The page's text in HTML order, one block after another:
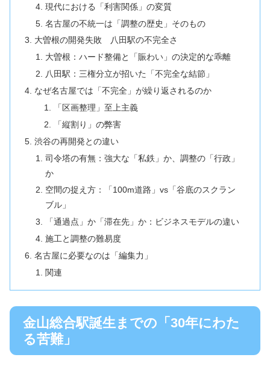
現代における「利害関係」の変質
名古屋の不統一は「調整の歴史」そのもの
大曽根の開発失敗 八田駅の不完全さ
大曽根：ハード整備と「賑わい」の決定的な乖離
八田駅：三権分立が招いた「不完全な結節」
なぜ名古屋では「不完全」が繰り返されるのか
「区画整理」至上主義
「縦割り」の弊害
渋谷の再開発との違い
司令塔の有無：強大な「私鉄」か、調整の「行政」
か
空間の捉え方：「100m道路」vs「谷底のスクラン
ブル」
「通過点」か「滞在先」か：ビジネスモデルの違い
施工と調整の難易度
名古屋に必要なのは「編集力」
関連
金山総合駅誕生までの「30年にわた
る苦難」